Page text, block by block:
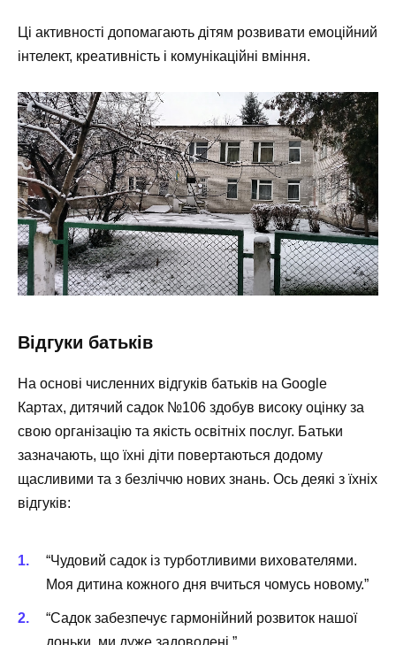
Ці активності допомагають дітям розвивати емоційний
інтелект, креативність і комунікаційні вміння.
Відгуки батьків
На основі численних відгуків батьків на Google
Картах, дитячий садок №106 здобув високу оцінку за
свою організацію та якість освітніх послуг. Батьки
зазначають, що їхні діти повертаються додому
щасливими та з безліччю нових знань. Ось деякі з їхніх
відгуків:
“Чудовий садок із турботливими вихователями.
Моя дитина кожного дня вчиться чомусь новому.”
“Садок забезпечує гармонійний розвиток нашої